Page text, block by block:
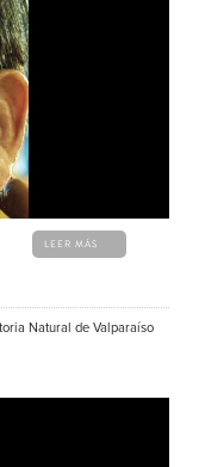
LEER MÁS
Natural de Valparaíso